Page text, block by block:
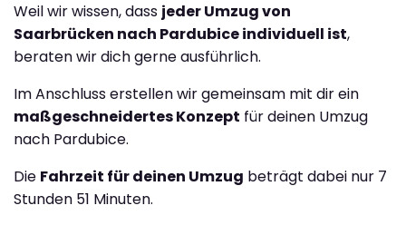
Weil wir wissen, dass jeder Umzug von
Saarbrücken nach Pardubice individuell ist,
beraten wir dich gerne ausführlich.
Im Anschluss erstellen wir gemeinsam mit dir ein
maßgeschneidertes Konzept für deinen Umzug
nach Pardubice.
Die Fahrzeit für deinen Umzug beträgt dabei nur 7
Stunden 51 Minuten.